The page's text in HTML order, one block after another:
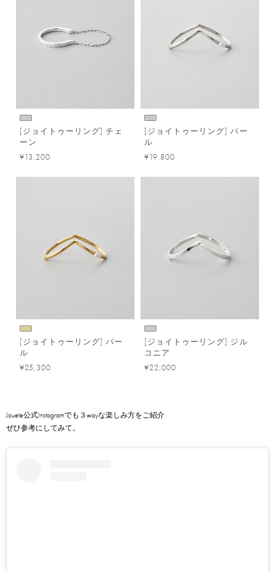
[ジョイトゥーリング] チェ
ーン
¥13,200
[ジョイトゥーリング] パー
ル
¥19,800
[ジョイトゥーリング] パー
ル
¥25,300
[ジョイトゥーリング] ジル
コニア
¥22,000
Jouete公式Instagramでも３wayな楽しみ方をご紹介
ぜひ参考にしてみて。